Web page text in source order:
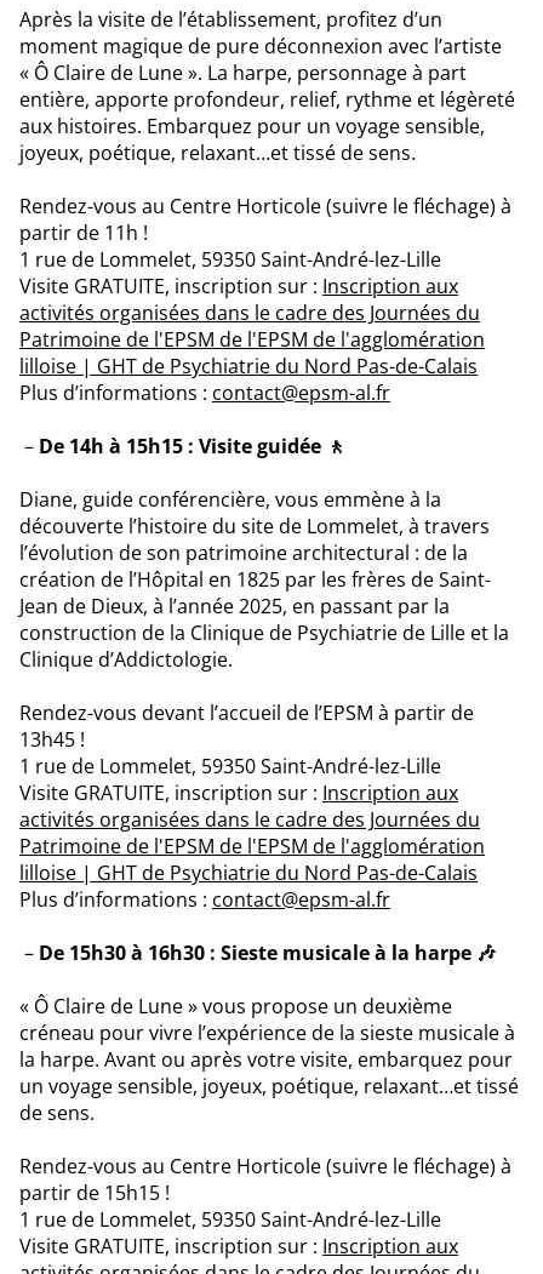
Après la visite de l’établissement, profitez d’un
moment magique de pure déconnexion avec l’artiste
« Ô Claire de Lune ». La harpe, personnage à part
entière, apporte profondeur, relief, rythme et légèreté
aux histoires. Embarquez pour un voyage sensible,
joyeux, poétique, relaxant…et tissé de sens.
Rendez-vous au Centre Horticole (suivre le fléchage) à
partir de 11h !
1 rue de Lommelet, 59350 Saint-André-lez-Lille
Visite GRATUITE, inscription sur : Inscription aux
activités organisées dans le cadre des Journées du
Patrimoine de l'EPSM de l'EPSM de l'agglomération
lilloise | GHT de Psychiatrie du Nord Pas-de-Calais
Plus d’informations : contact@epsm-al.fr
De 14h à 15h15 : Visite guidée 🚶
Diane, guide conférencière, vous emmène à la
découverte l’histoire du site de Lommelet, à travers
l’évolution de son patrimoine architectural : de la
création de l’Hôpital en 1825 par les frères de Saint-
Jean de Dieux, à l’année 2025, en passant par la
construction de la Clinique de Psychiatrie de Lille et la
Clinique d’Addictologie.
Rendez-vous devant l’accueil de l’EPSM à partir de
13h45 !
1 rue de Lommelet, 59350 Saint-André-lez-Lille
Visite GRATUITE, inscription sur : Inscription aux
activités organisées dans le cadre des Journées du
Patrimoine de l'EPSM de l'EPSM de l'agglomération
lilloise | GHT de Psychiatrie du Nord Pas-de-Calais
Plus d’informations : contact@epsm-al.fr
De 15h30 à 16h30 : Sieste musicale à la harpe 🎶
« Ô Claire de Lune » vous propose un deuxième
créneau pour vivre l’expérience de la sieste musicale à
la harpe. Avant ou après votre visite, embarquez pour
un voyage sensible, joyeux, poétique, relaxant…et tissé
de sens.
Rendez-vous au Centre Horticole (suivre le fléchage) à
partir de 15h15 !
1 rue de Lommelet, 59350 Saint-André-lez-Lille
Visite GRATUITE, inscription sur : Inscription aux